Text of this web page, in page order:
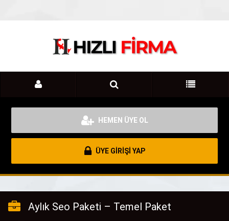
HEMEN ÜYE OL
ÜYE GİRİŞİ YAP
Aylık Seo Paketi – Temel Paket